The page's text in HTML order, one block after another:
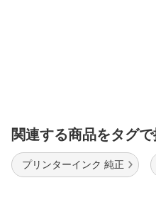
関連する商品をタグ
プリンターインク 純正